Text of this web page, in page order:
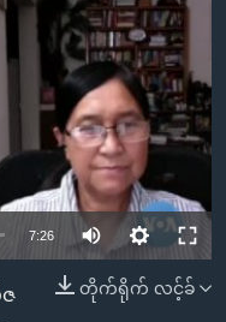
available
7:26
တိုက်ရိုက် လင့်ခ်